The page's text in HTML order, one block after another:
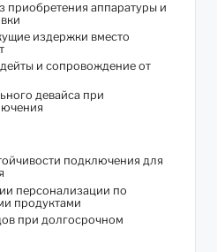
приобретения аппаратуры и
издержки вместо
и сопровождение от
девайса при
подключения для
персонализации по
продуктами
при долгосрочном